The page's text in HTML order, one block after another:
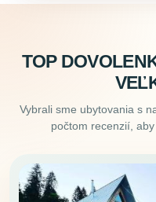
TOP
Vybrali sme ubytovania s
počtom recenzií,